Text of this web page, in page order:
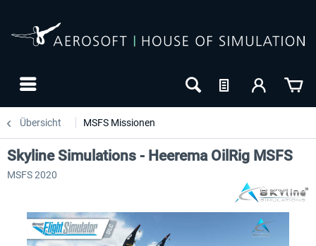
Übersicht MSFS Missionen
Skyline Simulations - Heerema OilRig MSFS
MSFS 2020